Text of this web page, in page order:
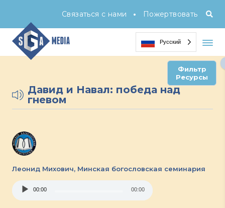
Связаться с нами • Пожертвовать
Русский
Фильтр
Ресурсы
Давид и Навал: победа над
гневом
Леонид Михович, Минская бoгословская семинария
Audio
Player
00:00 00:00